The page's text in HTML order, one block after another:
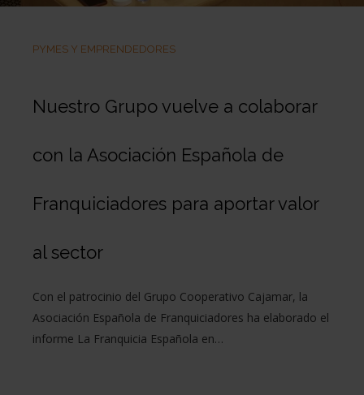
PYMES Y EMPRENDEDORES
Nuestro Grupo vuelve a colaborar
con la Asociación Española de
Franquiciadores para aportar valor
al sector
Con el patrocinio del Grupo Cooperativo Cajamar, la
Asociación Española de Franquiciadores ha elaborado el
informe La Franquicia Española en…